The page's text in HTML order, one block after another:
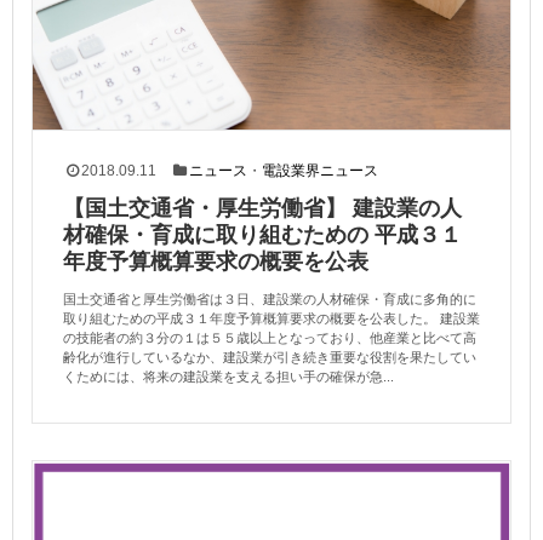
2018.09.11 ニュース ・ 電設業界ニュース
【国土交通省・厚生労働省】 建設業の人
材確保・育成に取り組むための 平成３１
年度予算概算要求の概要を公表
国土交通省と厚生労働省は３日、建設業の人材確保・育成に多角的に
取り組むための平成３１年度予算概算要求の概要を公表した。 建設業
の技能者の約３分の１は５５歳以上となっており、他産業と比べて高
齢化が進行しているなか、建設業が引き続き重要な役割を果たしてい
くためには、将来の建設業を支える担い手の確保が急...